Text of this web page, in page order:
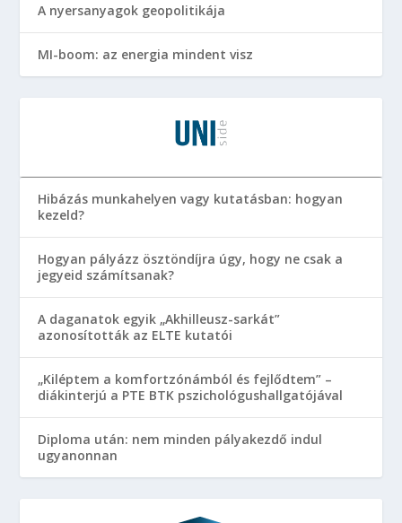
A nyersanyagok geopolitikája
MI-boom: az energia mindent visz
Hibázás munkahelyen vagy kutatásban: hogyan
kezeld?
Hogyan pályázz ösztöndíjra úgy, hogy ne csak a
jegyeid számítsanak?
A daganatok egyik „Akhilleusz-sarkát”
azonosították az ELTE kutatói
„Kiléptem a komfortzónámból és fejlődtem” –
diákinterjú a PTE BTK pszichológushallgatójával
Diploma után: nem minden pályakezdő indul
ugyanonnan